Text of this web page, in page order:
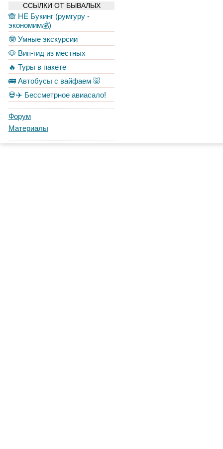
ССЫЛКИ ОТ БЫВАЛЫХ
🙈 НЕ Букинг (румгуру -
экономим💰)
🤓 Умные экскурсии
🐶 Вип-гид из местных
🔥 Туры в пакете
🚌 Автобусы с вайфаем 🐷
💀✈️ Бессметрное авиасало!
Форум
Материалы